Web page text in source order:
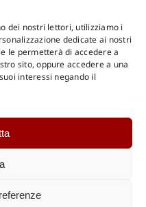
dei nostri lettori, utilizziamo i
dedicate ai nostri
le permetterà di accedere a
sito, oppure accedere a una
interessi negando il
Sicuri e anche Rateali
Internazionale
Internazionale